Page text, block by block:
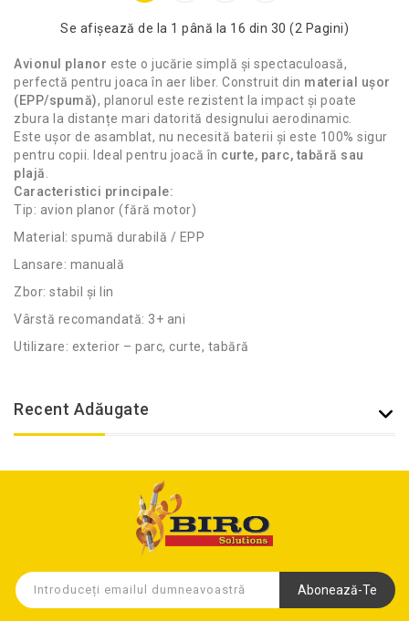
Se afişează de la 1 până la 16 din 30 (2 Pagini)
Avionul planor este o jucărie simplă și spectaculoasă,
perfectă pentru joaca în aer liber. Construit din material ușor
(EPP/spumă), planorul este rezistent la impact și poate
zbura la distanțe mari datorită designului aerodinamic.
Este ușor de asamblat, nu necesită baterii și este 100% sigur
pentru copii. Ideal pentru joacă în curte, parc, tabără sau
plajă.
Caracteristici principale:
Tip: avion planor (fără motor)
Material: spumă durabilă / EPP
Lansare: manuală
Zbor: stabil și lin
Vârstă recomandată: 3+ ani
Utilizare: exterior – parc, curte, tabără
Recent Adăugate
Abonează-Te